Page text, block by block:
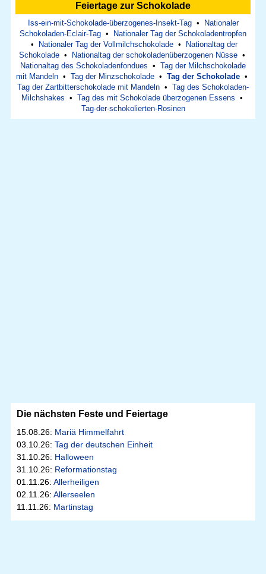
Feiertage zur Schokolade
Iss-ein-mit-Schokolade-überzogenes-Insekt-Tag•
Nationaler
Schokoladen-Eclair-Tag •
Nationaler Tag der Schokoladentropfen
•
Nationaler Tag der Vollmilchschokolade •
Nationaltag der
Schokolade• Nationaltag der schokoladenüberzogenen Nüsse•
Nationaltag des Schokoladenfondues • Tag der Milchschokolade
mit Mandeln • Tag der Minzschokolade • Tag der Schokolade •
Tag der Zartbitterschokolade mit Mandeln • Tag des Schokoladen-
Milchshakes • Tag des mit Schokolade überzogenen Essens •
Tag-der-schokolierten-Rosinen
Die nächsten Feste und Feiertage
15.08.26: Mariä Himmelfahrt
03.10.26: Tag der deutschen Einheit
31.10.26: Halloween
31.10.26: Reformationstag
01.11.26: Allerheiligen
02.11.26: Allerseelen
11.11.26: Martinstag